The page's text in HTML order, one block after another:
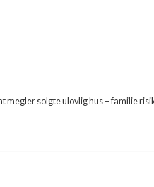
megler solgte ulovlig hus – familie